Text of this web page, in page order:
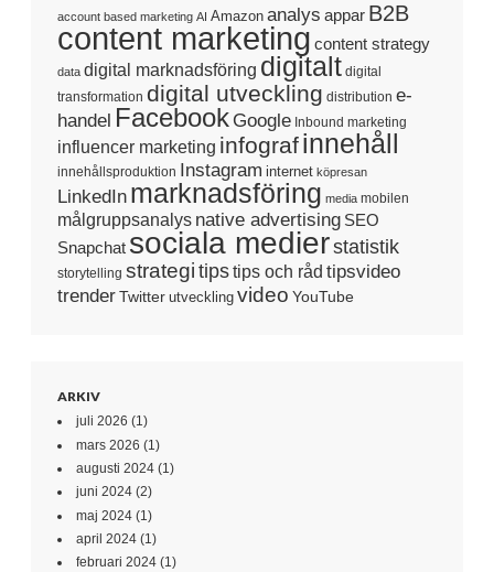
account based marketing AI Amazon analys appar B2B
content marketing content strategy
data digital marknadsföring digitalt digital
transformation digital utveckling distribution e-
handel Facebook Google Inbound marketing
influencer marketing infografinnehåll
innehållsproduktion Instagram internet köpresan
LinkedIn marknadsföring media mobilen
målgruppsanalys native advertising SEO
Snapchat sociala medierstatistik
storytelling strategi tipstips och råd tipsvideo
trenderTwitter utveckling video YouTube
ARKIV
juli 2026 (1)
mars 2026 (1)
augusti 2024 (1)
juni 2024 (2)
maj 2024 (1)
april 2024 (1)
februari 2024 (1)